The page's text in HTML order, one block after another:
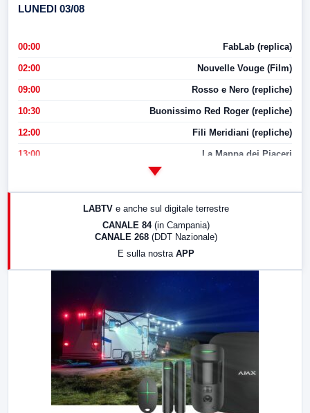
LUNEDI 03/08
00:00 FabLab (replica)
02:00 Nouvelle Vouge (Film)
09:00 Rosso e Nero (repliche)
10:30 Buonissimo Red Roger (repliche)
12:00 Fili Meridiani (repliche)
13:00 La Mappa dei Piaceri
17:00 LabNews (replica)
LABTV e anche sul digitale terrestre
CANALE 84 (in Campania)
CANALE 268 (DDT Nazionale)
E sulla nostra APP